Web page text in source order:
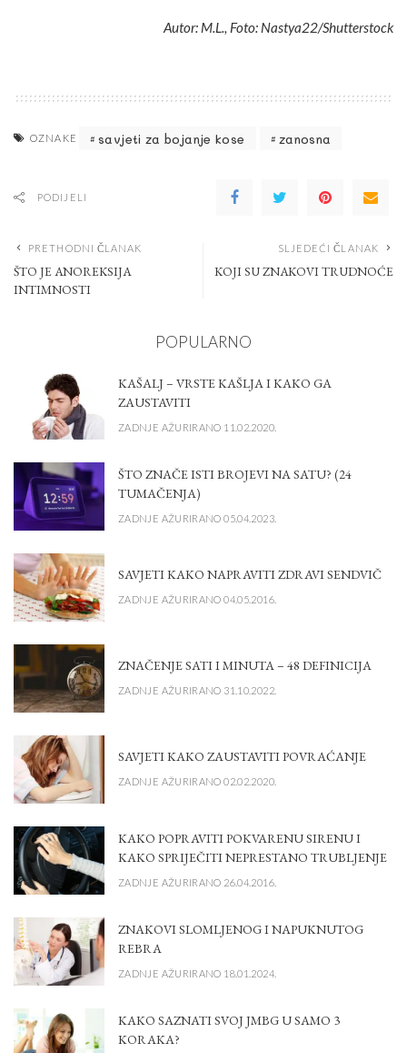
Autor: M.L., Foto: Nastya22/Shutterstock
OZNAKE savjeti za bojanje kose zanosna
PODIJELI
PRETHODNI ČLANAK
ŠTO JE ANOREKSIJA
INTIMNOSTI
SLJEDEĆI ČLANAK
KOJI SU ZNAKOVI TRUDNOĆE
POPULARNO
KAŠALJ – VRSTE KAŠLJA I KAKO GA
ZAUSTAVITI
ZADNJE AŽURIRANO 11.02.2020.
ŠTO ZNAČE ISTI BROJEVI NA SATU? (24
TUMAČENJA)
ZADNJE AŽURIRANO 05.04.2023.
SAVJETI KAKO NAPRAVITI ZDRAVI SENDVIČ
ZADNJE AŽURIRANO 04.05.2016.
ZNAČENJE SATI I MINUTA – 48 DEFINICIJA
ZADNJE AŽURIRANO 31.10.2022.
SAVJETI KAKO ZAUSTAVITI POVRAĆANJE
ZADNJE AŽURIRANO 02.02.2020.
KAKO POPRAVITI POKVARENU SIRENU I
KAKO SPRIJEČITI NEPRESTANO TRUBLJENJE
ZADNJE AŽURIRANO 26.04.2016.
ZNAKOVI SLOMLJENOG I NAPUKNUTOG
REBRA
ZADNJE AŽURIRANO 18.01.2024.
KAKO SAZNATI SVOJ JMBG U SAMO 3
KORAKA?